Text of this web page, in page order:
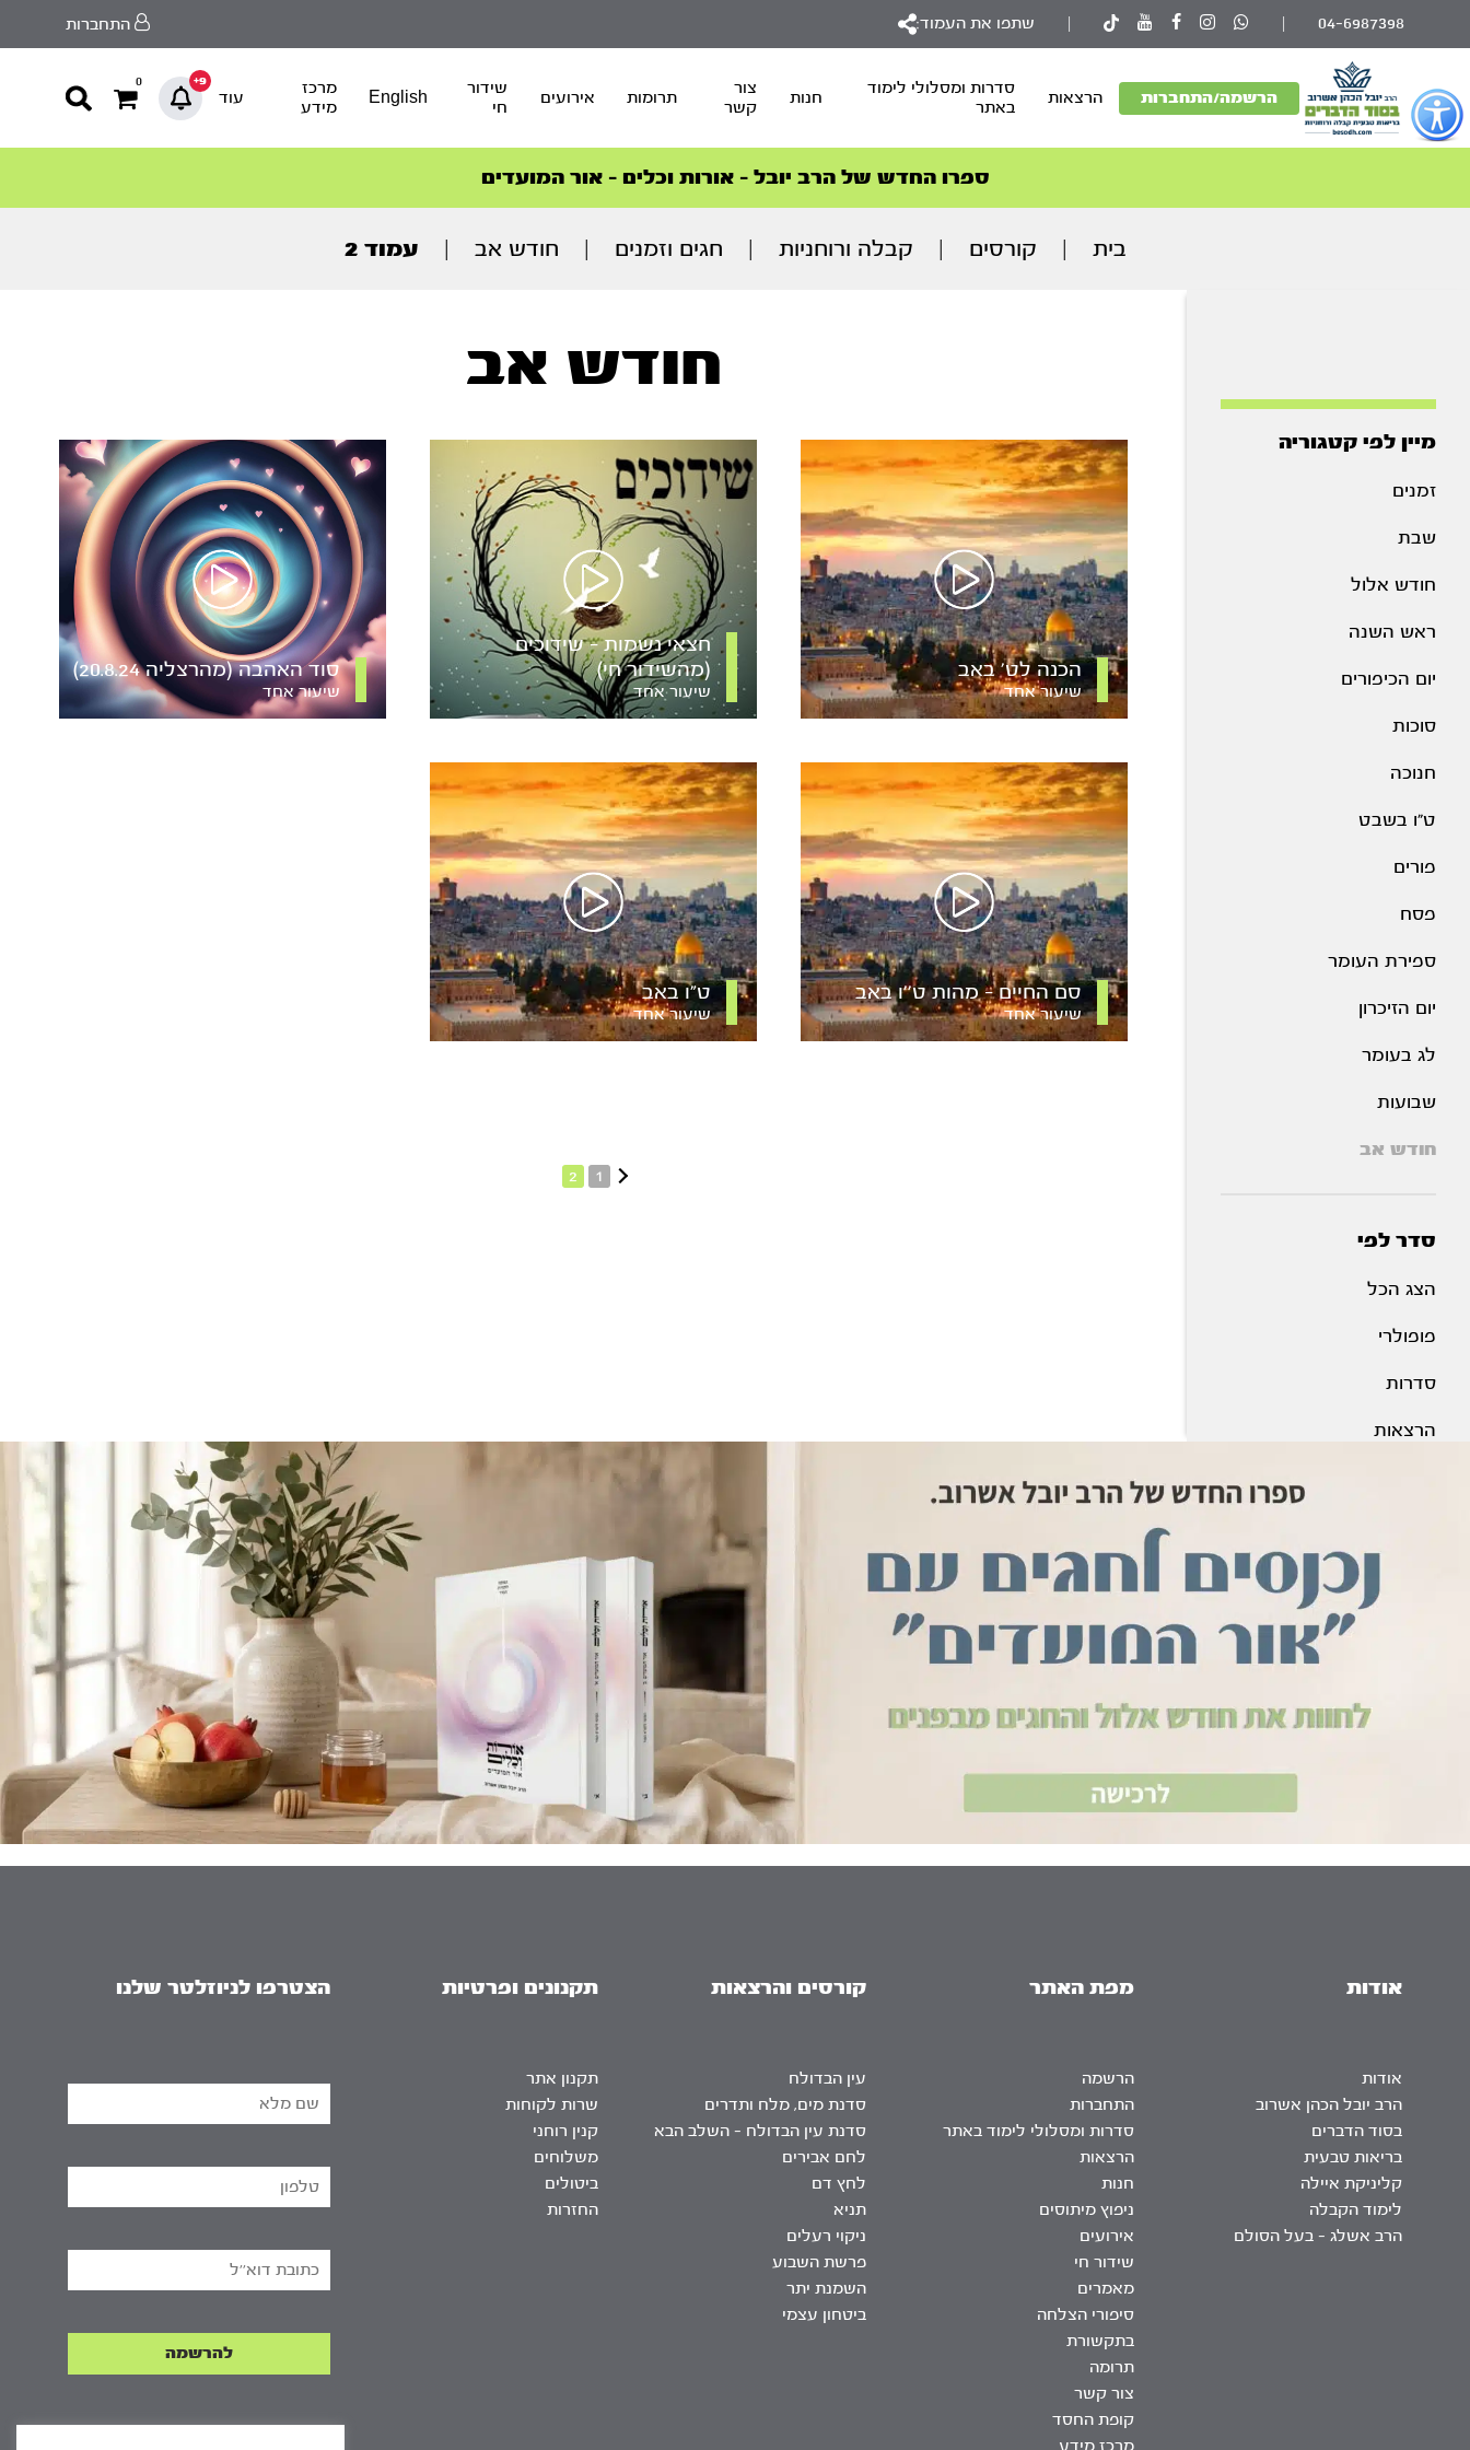
כפתור
לפתיחת
תפריט
נגישות
04-6987398 שתפו את העמוד: התחברות
הרשמה/התחברות הרצאות
סדרות ומסלולי לימוד
באתר
חנות
צור
קשר
תרומות אירועים
שידור
חי
English
מרכז
מידע
עוד
9+
0
סדרות הפודקאסטים
הסדרה המובילה החודש – דרך המלך
ספרו החדש של הרב יובל – אורות וכלים – אור המועדים
הצטרפו למהפכת הבריאות הטבעית >
סדרות הפודקאסטים
הסדרה המובילה החודש – דרך המלך
בית קורסים קבלה ורוחניות חגים וזמנים חודש אב עמוד 2
מיין לפי קטגוריה
זמנים
שבת
חודש אלול
ראש השנה
יום הכיפורים
סוכות
חנוכה
ט"ו בשבט
פורים
פסח
ספירת העומר
יום הזיכרון
לג בעומר
שבועות
חודש אב
סדר לפי
הצג הכל
פופולרי
סדרות
הרצאות
חודש אב
הכנה לט’ באב
שיעור אחד
חצאי נשמות – שידוכים
(מהשידור חי)
שיעור אחד
סוד האהבה (מהרצליה 20.8.24)
שיעור אחד
סם החיים – מהות ט’’ו באב
שיעור אחד
ט”ו באב
שיעור אחד
1
2
אודות
אודות
הרב יובל הכהן אשרוב
בסוד הדברים
בריאות טבעית
קליניקת איילה
לימוד הקבלה
הרב אשלג – בעל הסולם
מפת האתר
הרשמה
התחברות
סדרות ומסלולי לימוד באתר
הרצאות
חנות
ניפוץ מיתוסים
אירועים
שידור חי
מאמרים
סיפורי הצלחה
בתקשורת
תרומה
צור קשר
קופת החסד
מרכז מידע
קורסים והרצאות
עין הבדולח
סדנת מים, מלח ותדרים
סדנת עין הבדולח – השלב הבא
לחם אבירים
לחץ דם
תניא
ניקוי רעלים
פרשת השבוע
השמנת יתר
ביטחון עצמי
תקנונים ופרטיות
תקנון אתר
שרות לקוחות
קנין רוחני
משלוחים
ביטולים
החזרות
הצטרפו לניוזלטר שלנו